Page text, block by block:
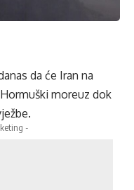
da će Iran na
moreuz dok
-